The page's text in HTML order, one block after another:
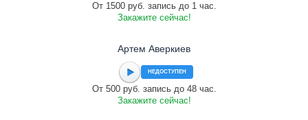
От 1500 руб. запись до 1 час.
Закажите сейчас!
Артем Аверкиев
НЕДОСТУПЕН
От 500 руб. запись до 48 час.
Закажите сейчас!